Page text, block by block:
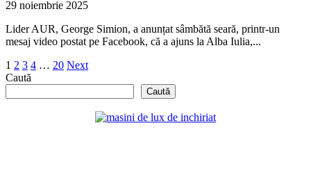
29 noiembrie 2025
Lider AUR, George Simion, a anunțat sâmbătă seară, printr-un
mesaj video postat pe Facebook, că a ajuns la Alba Iulia,...
Paginație
articole
1 2 3 4 … 20 Next
Caută
Caută